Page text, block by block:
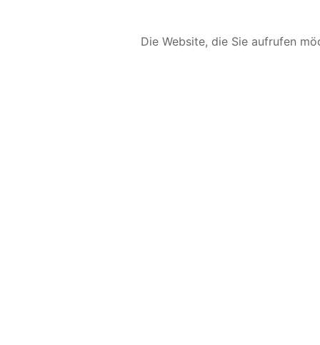
Die Website, die Sie aufrufen